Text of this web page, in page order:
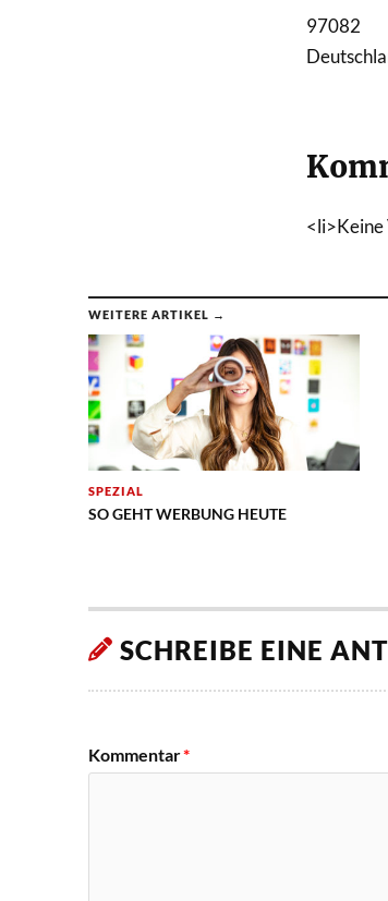
97082
WEITERE ARTIKEL →
SPEZIAL
SO GEHT WERBUNG HEUTE
SCHREIBE EINE
Kommentar*